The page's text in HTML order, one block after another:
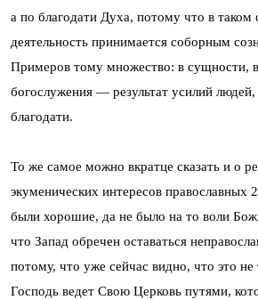
а по благодати Духа, потому что в таком
деятельность принимается соборным
Примеров тому множество: в сущности,
богослужения — результат усилий
благодати.
То же самое можно вкратце сказать и о
экуменических интересов православных
были хорошие, да не было на то воли
что Запад обречен оставаться
потому, что уже сейчас видно, что это
Господь ведет Свою Церковь путями,